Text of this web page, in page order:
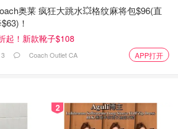
奥莱 疯狂大跳水💥格纹麻将包$96(直
！
起！新款靴子$108
3 Coach Outlet CA APP打开
2